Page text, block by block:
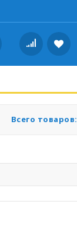
Всего товаров: